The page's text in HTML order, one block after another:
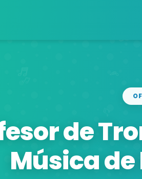
de
Música